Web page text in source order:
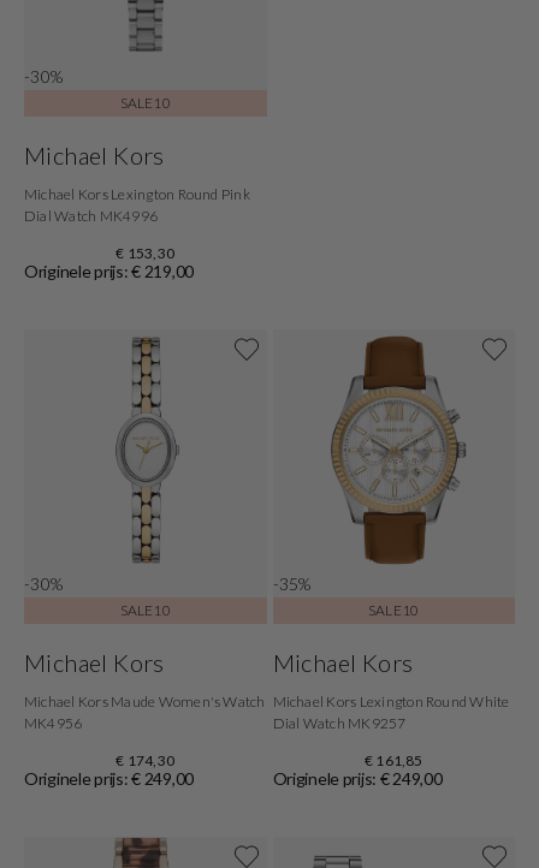
-30%
SALE10
Michael Kors
Michael Kors Lexington Round Pink
Dial Watch MK4996
€ 153,30
Originele prijs: € 219,00
-30%
SALE10
Michael Kors
Michael Kors Maude Women's Watch
MK4956
€ 174,30
Originele prijs: € 249,00
-35%
SALE10
Michael Kors
Michael Kors Lexington Round White
Dial Watch MK9257
€ 161,85
Originele prijs: € 249,00